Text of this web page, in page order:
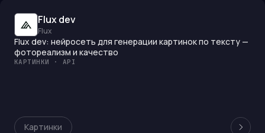
Flux dev
Flux
Flux dev: нейросеть для генерации картинок по тексту —
фотореализм и качество
КАРТИНКИ · API
Картинки